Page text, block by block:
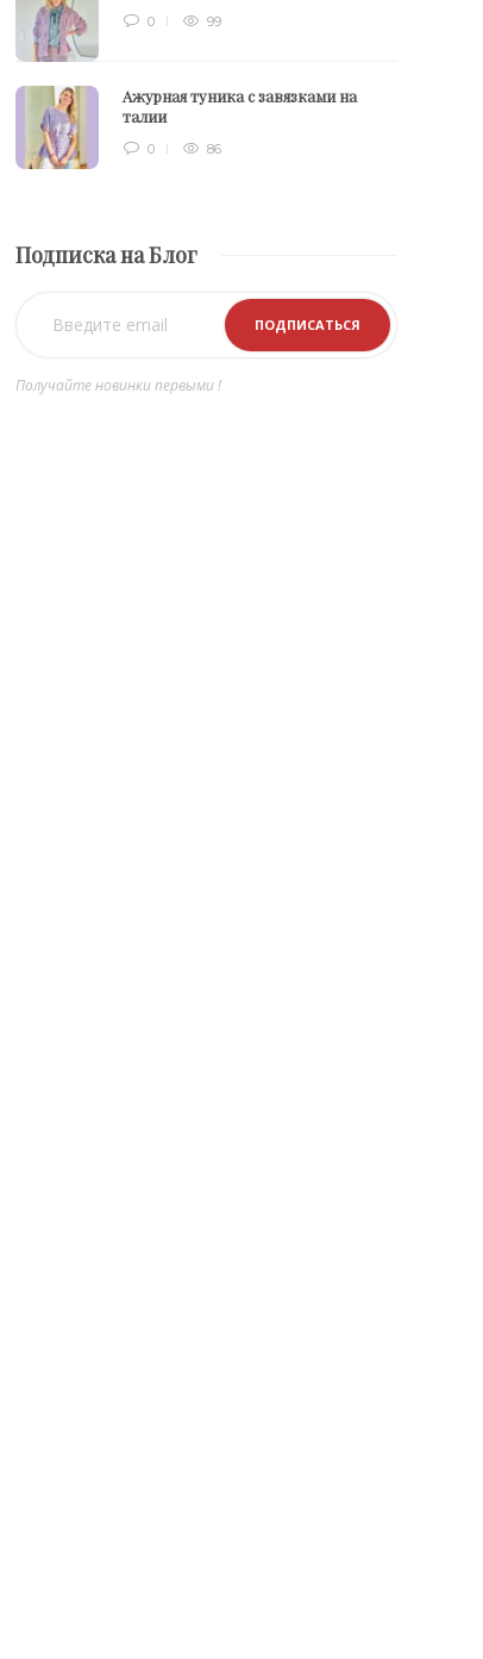
0 99
Ажурная туника с завязками на
талии
0 86
Подписка на Блог
Получайте новинки первыми !